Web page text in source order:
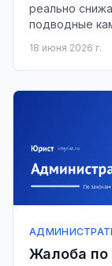
реально
подводные
18 июня 2026 г.
Жалоба по